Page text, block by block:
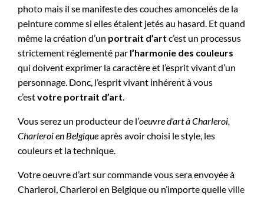
photo mais il se manifeste des couches amoncelés de la
peinture comme si elles étaient jetés au hasard. Et quand
même la création d’un portrait d’art c’est un processus
strictement réglementé par l’harmonie des couleurs
qui doivent exprimer la caractère et l’esprit vivant d’un
personnage. Donc, l’esprit vivant inhérent à vous
c’estvotre portrait d’art.
Vous serez un producteur de l’oeuvre d’art àCharleroi,
Charleroi en Belgiqueaprès avoir choisi le style, les
couleurs et la technique.
Votre oeuvre d’art sur commande vous sera envoyée à
Charleroi, Charleroi en Belgique ou n’importe quelleville